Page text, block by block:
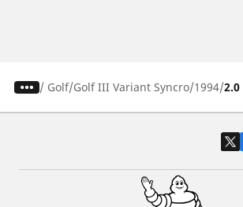
/ Golf Golf III Variant Syncro 1994 2.0